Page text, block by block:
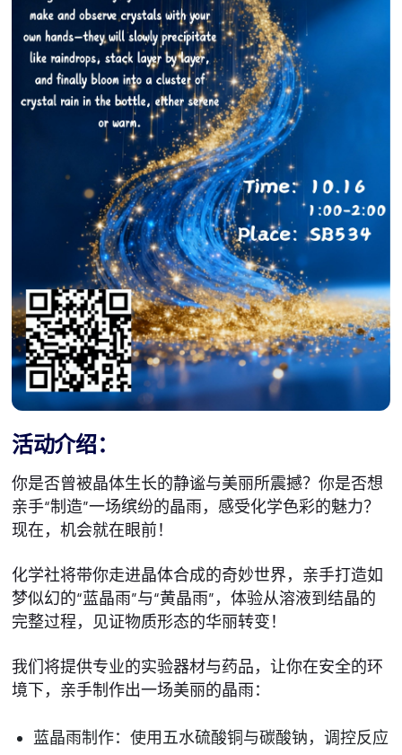
活动介绍：
你是否曾被晶体生长的静谧与美丽所震撼？你是否想
亲手“制造”一场缤纷的晶雨，感受化学色彩的魅力？
现在，机会就在眼前！
化学社将带你走进晶体合成的奇妙世界，亲手打造如
梦似幻的“蓝晶雨”与“黄晶雨”，体验从溶液到结晶的
完整过程，见证物质形态的华丽转变！
我们将提供专业的实验器材与药品，让你在安全的环
境下，亲手制作出一场美丽的晶雨：
蓝晶雨制作：使用五水硫酸铜与碳酸钠，调控反应